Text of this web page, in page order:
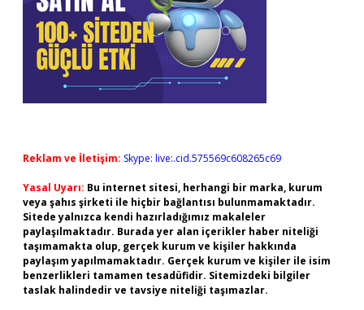
Reklam ve İletişim: Skype: live:.cid.575569c608265c69
Yasal Uyarı: Bu internet sitesi, herhangi bir marka, kurum
veya şahıs şirketi ile hiçbir bağlantısı bulunmamaktadır.
Sitede yalnızca kendi hazırladığımız makaleler
paylaşılmaktadır. Burada yer alan içerikler haber niteliği
taşımamakta olup, gerçek kurum ve kişiler hakkında
paylaşım yapılmamaktadır. Gerçek kurum ve kişiler ile isim
benzerlikleri tamamen tesadüfidir. Sitemizdeki bilgiler
taslak halindedir ve tavsiye niteliği taşımazlar.